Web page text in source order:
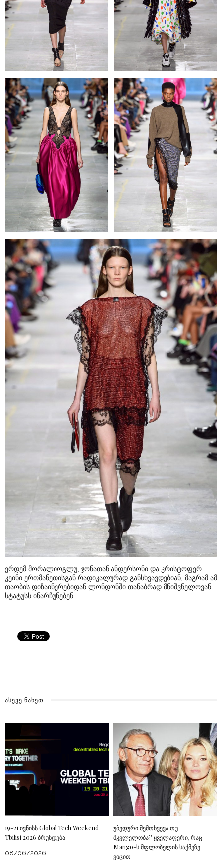
ერდემ მორალიოგლუ, ჯონათან ანდერსონი და კრისტოფერ
კეინი ერთმანეთისგან რადიკალურად განსხვავდებიან, მაგრამ ამ
თაობის დიზაინერებიდან ლონდონში თანაბრად მნიშვნელოვან
სტატუსს ინარჩუნებენ.
ᲐᲡᲔᲕᲔ ᲜᲐᲮᲔᲗ
19-21 ივნისს Global Tech Weekend
Tbilisi 2026 ბრუნდება
08/06/2026
უბედური შემთხვევა თუ
მკვლელობა? ყველაფერი, რაც
Mango-ს მფლობელის საქმეზე
ვიცით